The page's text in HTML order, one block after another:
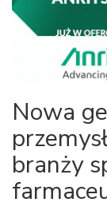
Nowa
branży